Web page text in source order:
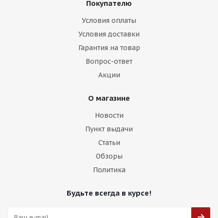
HMD SH6211 8,5j-19 5*120 ET35 d72,6 HB
Подробнее
Покупателю
Условия оплаты
Условия доставки
Гарантия на товар
Вопрос-ответ
Акции
О магазине
Новости
Пункт выдачи
Статьи
Обзоры
Политика
Будьте всегда в курсе!